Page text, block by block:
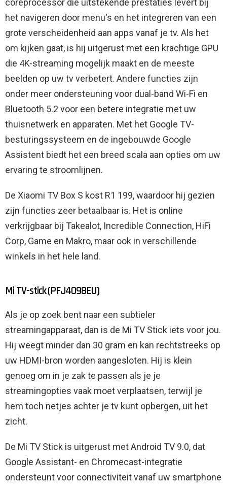
coreprocessor die uitstekende prestaties levert bij
het navigeren door menu's en het integreren van een
grote verscheidenheid aan apps vanaf je tv. Als het
om kijken gaat, is hij uitgerust met een krachtige GPU
die 4K-streaming mogelijk maakt en de meeste
beelden op uw tv verbetert. Andere functies zijn
onder meer ondersteuning voor dual-band Wi-Fi en
Bluetooth 5.2 voor een betere integratie met uw
thuisnetwerk en apparaten. Met het Google TV-
besturingssysteem en de ingebouwde Google
Assistent biedt het een breed scala aan opties om uw
ervaring te stroomlijnen.
De Xiaomi TV Box S kost R1 199, waardoor hij gezien
zijn functies zeer betaalbaar is. Het is online
verkrijgbaar bij Takealot, Incredible Connection, HiFi
Corp, Game en Makro, maar ook in verschillende
winkels in het hele land.
Mi TV-stick (PFJ4098EU)
Als je op zoek bent naar een subtieler
streamingapparaat, dan is de Mi TV Stick iets voor jou.
Hij weegt minder dan 30 gram en kan rechtstreeks op
uw HDMI-bron worden aangesloten. Hij is klein
genoeg om in je zak te passen als je je
streamingopties vaak moet verplaatsen, terwijl je
hem toch netjes achter je tv kunt opbergen, uit het
zicht.
De Mi TV Stick is uitgerust met Android TV 9.0, dat
Google Assistant- en Chromecast-integratie
ondersteunt voor connectiviteit vanaf uw smartphone